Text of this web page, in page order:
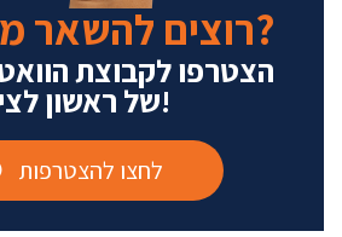
רוצים להשאר מעודכנים?
הצטרפו לקבוצת
של ראשון לציון!
לחצו להצטרפות